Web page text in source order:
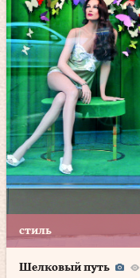
стиль
Шелковый путь